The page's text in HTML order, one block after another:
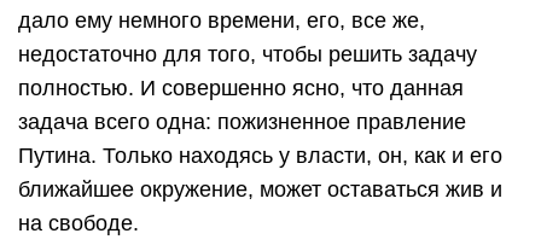
дало ему немного времени, его, все же,
недостаточно для того, чтобы решить задачу
полностью. И совершенно ясно, что данная
задача всего одна: пожизненное правление
Путина. Только находясь у власти, он, как и его
ближайшее окружение, может оставаться жив и
на свободе.